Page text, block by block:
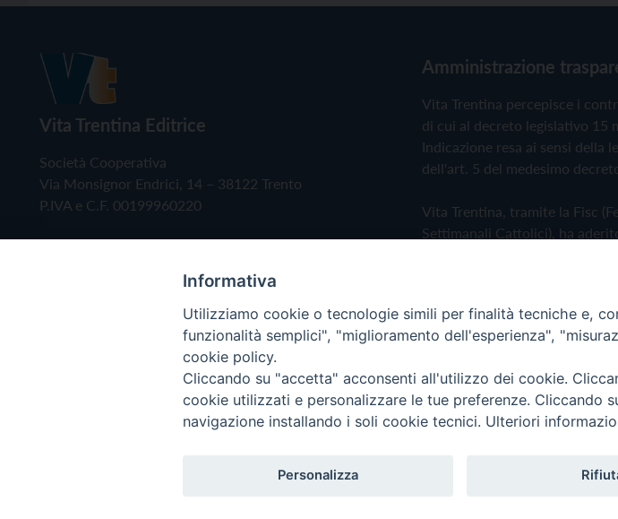
Vita Trentina Editrice
Società Cooperativa
Via Monsignor Endrici, 14 – 38122 Trento
P.IVA e C.F. 00199960220
Amministrazione
Vita Trentina percepisce i
di cui al decreto legislativo 15
Indicazione resa ai sensi della
dell'art. 5 del medesimo
Vita Trentina, tramite la Fisc
Settimanali Cattolici), ha
Privacy Policy Cookie Policy
Copyright © 2019 - Tutti i diritti riservati - Vita Trentina Editrice
Informativa
Utilizziamo cookie o tecnologie simili per finalità tecniche e,
funzionalità semplici", "miglioramento dell'esperienza",
cookie policy.
Cliccando su "accetta" acconsenti all'utilizzo dei cookie.
cookie utilizzati e personalizzare le tue preferenze. Cliccando
navigazione installando i soli cookie tecnici. Ulteriori
Personalizza